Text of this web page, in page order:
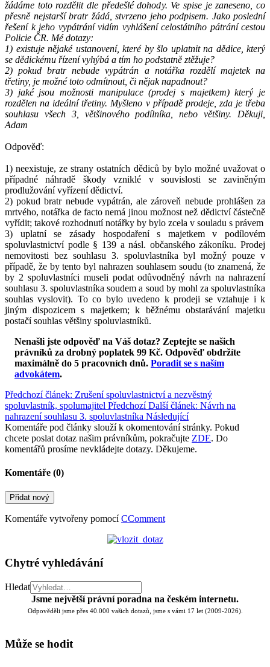
žádáme toto rozdělit dle předešlé dohody. Ve spise je zaneseno, co
přesně nejstarší bratr žádá, stvrzeno jeho podpisem. Jako poslední
řešení k jeho vypátrání vidím vyhlášení celostátního pátrání cestou
Policie ČR. Mé dotazy:
1) existuje nějaké ustanovení, které by šlo uplatnit na dědice, který
se dědickému řízení vyhýbá a tím ho podstatně ztěžuje?
2) pokud bratr nebude vypátrán a notářka rozdělí majetek na
třetiny, je možné toto odmítnout, či nějak napadnout?
3) jaké jsou možnosti manipulace (prodej s majetkem) který je
rozdělen na ideální třetiny. Myšleno v případě prodeje, zda je třeba
souhlasu všech 3, většinového podílníka, nebo většiny. Děkuji,
Adam
Odpověď:
1) neexistuje, ze strany ostatních dědiců by bylo možné uvažovat o
případné náhradě škody vzniklé v souvislosti se zaviněným
prodlužování vyřízení dědictví.
2) pokud bratr nebude vypátrán, ale zároveň nebude prohlášen za
mrtvého, notářka de facto nemá jinou možnost než dědictví částečně
vyřídit; takové rozhodnutí notářky by bylo zcela v souladu s právem
3) uplatní se zásady hospodaření s majetkem v podílovém
spoluvlastnictví podle § 139 a násl. občanského zákoníku. Prodej
nemovitosti bez souhlasu 3. spoluvlastníka byl možný pouze v
případě, že by tento byl nahrazen souhlasem soudu (to znamená, že
by 2 spoluvlastníci museli podat odůvodněný návrh na nahrazení
souhlasu 3. spoluvlastníka soudem a soud by mohl za spoluvlastníka
souhlas vyslovit). To co bylo uvedeno k prodeji se vztahuje i k
jiným dispozicem s majetkem; k běžnému obstarávání majetku
postačí souhlas většiny spoluvlastníků.
Nenašli jste odpověď na Váš dotaz? Zeptejte se našich
právníků za drobný poplatek 99 Kč. Odpověď obdržíte
maximálně do 5 pracovních dnů. Poradit se s naším
advokátem.
Předchozí článek: Zrušení spoluvlastnictví a nezvěstný
spoluvlastník, spolumajitel Předchozí Další článek: Návrh na
nahrazení souhlasu 3. spoluvlastníka Následující
Komentáře pod články slouží k okomentování stránky. Pokud
chcete poslat dotaz našim právníkům, pokračujte ZDE. Do
komentářů prosíme nevkládejte dotazy. Děkujeme.
Komentáře (0)
Přidat nový
Komentáře vytvořeny pomocíCComment
Chytré vyhledávání
Hledat
Jsme největší právní poradna na českém internetu.
Odpověděli jsme přes 40.000 vašich dotazů, jsme s vámi 17 let (2009-2026).
Může se hodit